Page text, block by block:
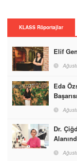
KLASS Röportajlar
Elif
Eda
Dr.